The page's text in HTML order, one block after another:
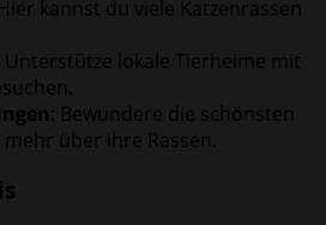
kannst du viele Katzenrassen
Unterstütze lokale Tierheime mit
: Bewundere die schönsten
über ihre Rassen.